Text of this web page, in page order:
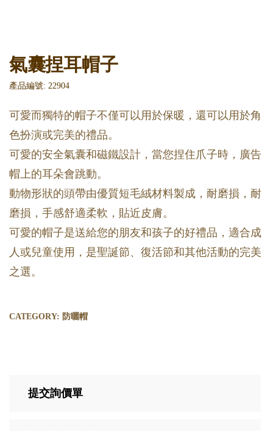
氣囊捏耳帽子
產品編號: 22904
可愛而獨特的帽子不僅可以用於保暖，還可以用於角
色扮演或完美的禮品。
可愛的安全氣囊和磁鐵設計，當您捏住爪子時，廣告
帽上的耳朵會跳動。
動物形狀的頭帶由優質短毛絨材料製成，耐磨損，耐
磨損，手感舒適柔軟，貼近皮膚。
可愛的帽子是送給您的朋友和孩子的好禮品，適合成
人或兒童使用，是聖誕節、復活節和其他活動的完美
之選。
CATEGORY: 防曬帽
提交詢價單